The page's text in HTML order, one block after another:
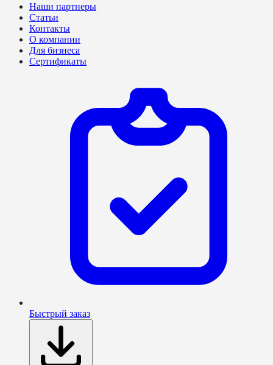
Наши партнеры
Статьи
Контакты
О компании
Для бизнеса
Сертификаты
Быстрый заказ